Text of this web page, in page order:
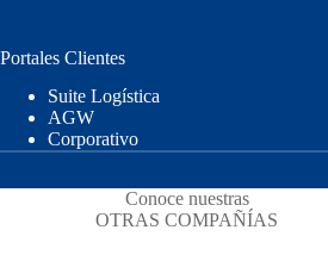
Portales Clientes
Suite Logística
AGW
Corporativo
Conoce nuestras
OTRAS COMPAÑÍAS